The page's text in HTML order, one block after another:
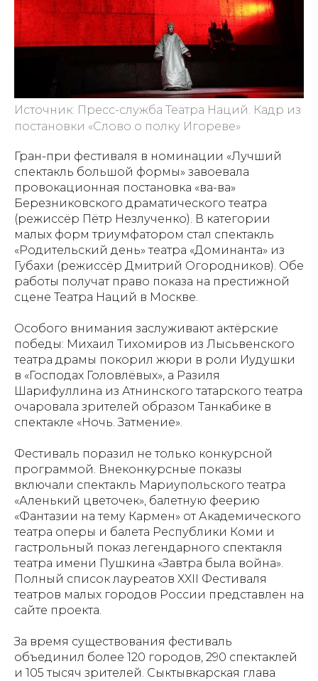
Источник: Пресс-служба Театра Наций. Кадр из
постановки «Слово о полку Игореве»
Гран-при фестиваля в номинации «Лучший
спектакль большой формы» завоевала
провокационная постановка «ва-ва»
Березниковского драматического театра
(режиссёр Пётр Незлученко). В категории
малых форм триумфатором стал спектакль
«Родительский день» театра «Доминанта» из
Губахи (режиссёр Дмитрий Огородников). Обе
работы получат право показа на престижной
сцене Театра Наций в Москве.
Особого внимания заслуживают актёрские
победы: Михаил Тихомиров из Лысьвенского
театра драмы покорил жюри в роли Иудушки
в «Господах Головлёвых», а Разиля
Шарифуллина из Атнинского татарского театра
очаровала зрителей образом Танкабике в
спектакле «Ночь. Затмение».
Фестиваль поразил не только конкурсной
программой. Внеконкурсные показы
включали спектакль Мариупольского театра
«Аленький цветочек», балетную феерию
«Фантазии на тему Кармен» от Академического
театра оперы и балета Республики Коми и
гастрольный показ легендарного спектакля
театра имени Пушкина «Завтра была война».
Полный список лауреатов XXII Фестиваля
театров малых городов России представлен на
сайте проекта.
За время существования фестиваль
объединил более 120 городов, 290 спектаклей
и 105 тысяч зрителей. Сыктывкарская глава